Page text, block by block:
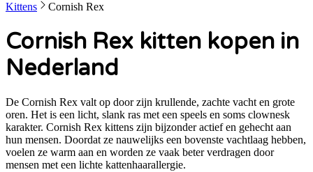
Kittens Cornish Rex
Cornish Rex kitten kopen in
Nederland
De Cornish Rex valt op door zijn krullende, zachte vacht en grote
oren. Het is een licht, slank ras met een speels en soms clownesk
karakter. Cornish Rex kittens zijn bijzonder actief en gehecht aan
hun mensen. Doordat ze nauwelijks een bovenste vachtlaag hebben,
voelen ze warm aan en worden ze vaak beter verdragen door
mensen met een lichte kattenhaarallergie.